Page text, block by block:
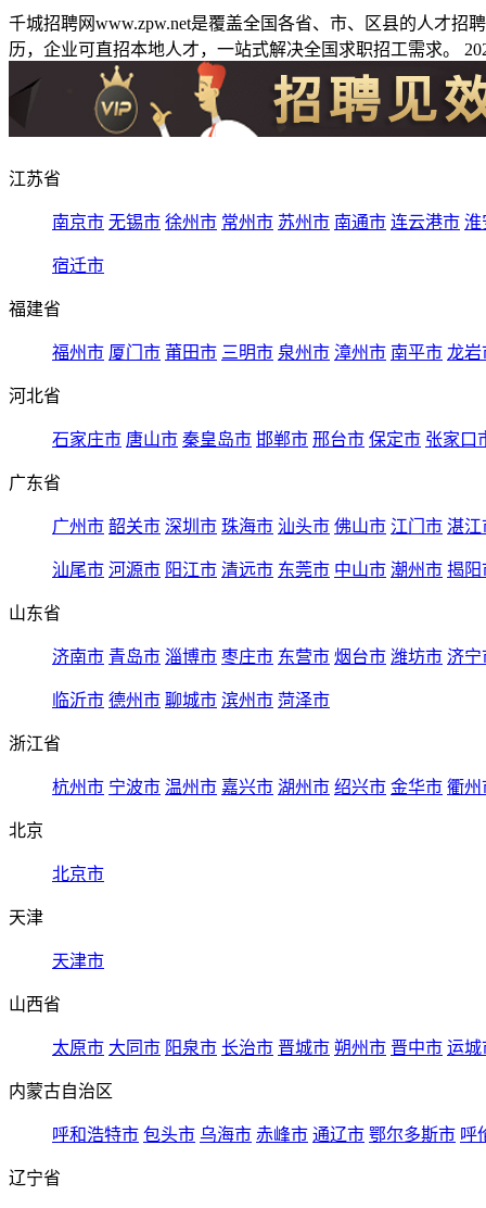
千城招聘网www.zpw.net是覆盖全国各省、市、区县的人才
历，企业可直招本地人才，一站式解决全国求职招工需求。
江苏省
南京市 无锡市 徐州市 常州市 苏州市 南通市 连云港市 淮
宿迁市
福建省
福州市 厦门市 莆田市 三明市 泉州市 漳州市 南平市 龙岩
河北省
石家庄市 唐山市 秦皇岛市 邯郸市 邢台市 保定市 张家口
广东省
广州市 韶关市 深圳市 珠海市 汕头市 佛山市 江门市 湛江
汕尾市 河源市 阳江市 清远市 东莞市 中山市 潮州市 揭阳
山东省
济南市 青岛市 淄博市 枣庄市 东营市 烟台市 潍坊市 济宁
临沂市 德州市 聊城市 滨州市 菏泽市
浙江省
杭州市 宁波市 温州市 嘉兴市 湖州市 绍兴市 金华市 衢州
北京
北京市
天津
天津市
山西省
太原市 大同市 阳泉市 长治市 晋城市 朔州市 晋中市 运城
内蒙古自治区
呼和浩特市 包头市 乌海市 赤峰市 通辽市 鄂尔多斯市 呼
辽宁省